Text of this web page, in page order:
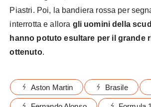
Piastri. Poi, la bandiera rossa per
interrotta e allora gli uomini della
hanno potuto esultare per il grande
ottenuto.
Aston Martin Brasile